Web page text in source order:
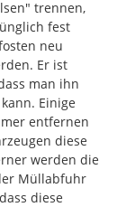
trennen,
fest
neu
Er ist
man ihn
Einige
entfernen
diese
werden die
Müllabfuhr
diese